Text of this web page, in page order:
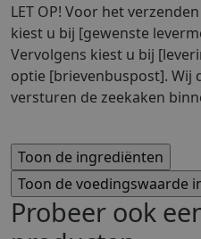
LET OP! Voor het
kiest u bij [gewenste
Vervolgens kiest u bij
optie [brievenbuspost]. Wij
versturen de zeekaken
Probeer ook